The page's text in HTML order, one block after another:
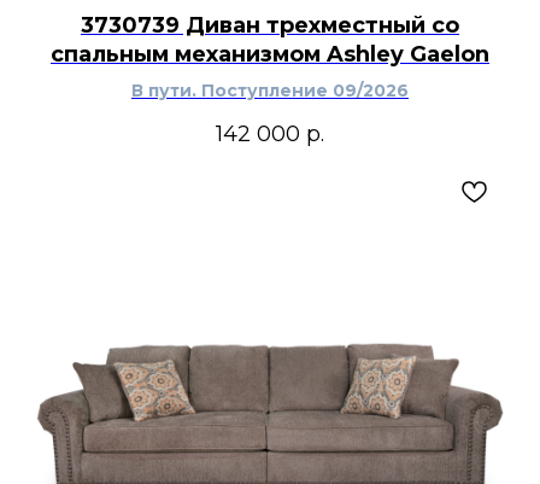
3730739 Диван трехместный со
спальным механизмом Ashley Gaelon
В пути. Поступление 09/2026
142 000 р.